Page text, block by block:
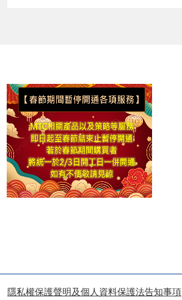
隱私權保護聲明及個人資料保護法告知事項